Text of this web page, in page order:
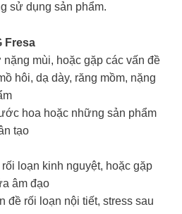
sử dụng sản phẩm.
Fresa
mùi, hoặc gặp các vấn đề
hôi, dạ dày, răng mồm, nặng
hoa hoặc những sản phẩm
tạo
loạn kinh nguyệt, hoặc gặp
âm đạo
đề rối loạn nội tiết, stress sau